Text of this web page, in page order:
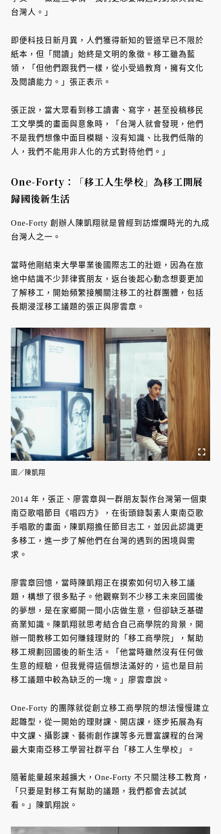
台灣人。」
即便科技日新月異，人們獲得新知的管道早已不限於
紙本，但「閱讀」始終是文明的象徵。移工雖為藍
領，「但他們跟我們一樣，從小受過教育，擁有文化
及閱讀能力。」張正表示。
張正說，當大眾看到移工讀書、寫字，甚至投稿移民
工文學獎的畫面與意象時，「台灣人就會發現，他們
不是我們想像中面目模糊、沒有知識、比我們低階的
人，我們不能用非人化的方式對待他們。」
One-Forty：「移工人生學校」為移工開展
歸國後新生活
One-Forty 創辦人陳凱翔就是曾經到訪燦爛時光的九成
台灣人之一。
當時他剛結束大學畢業後國際志工的壯遊，因為在旅
途中結識不少菲律賓朋友，返台後起心動念想要更加
了解移工，開始頻繁接觸關注移工的社群團體，包括
長期浸淫移工議題的張正與廖雲章。
圖／陳凱翔
2014 年，張正、廖雲章與一群朋友製作台灣第一個東
南亞歌唱節目《唱四方》，在街頭錄製素人東南亞歌
手唱歌的畫面，陳凱翔擔任節目志工，並因此認識更
多移工，進一步了解他們在台灣的遇到的困境與需
求。
廖雲章回憶，當時陳凱翔正在摸索如何切入移工議
題，構想了很多點子。他觀察到不少移工未來回國後
的夢想，是在家鄉開一間小店做生意，但卻缺乏基礎
商業知識。陳凱翔就思考結合自己商學院的背景，開
辦一間教移工如何賺錢理財的「移工商學院」，幫助
移工規劃回國後的新生活。「他當時雖然沒有任何做
生意的經驗，但我覺得這個想法滿好的，這也是目前
移工議題中較為缺乏的一塊。」廖雲章說。
One-Forty 的團隊就從創立移工商學院的想法慢慢建立
起雛型，從一開始的理財課、開店課，逐步拓展為有
中文課、攝影課、藝術創作課等多元豐富課程的台灣
最大東南亞移工學習社群平台「移工人生學校」。
隨著能量越來越擴大，One-Forty 不只關注移工教育，
「只要是對移工有幫助的議題，我們都會去試試
看。」陳凱翔說。